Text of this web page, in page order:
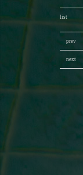
list
prev
next